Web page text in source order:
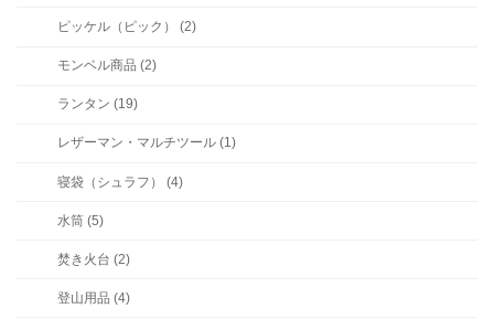
ピッケル（ピック） (2)
モンベル商品 (2)
ランタン (19)
レザーマン・マルチツール (1)
寝袋（シュラフ） (4)
水筒 (5)
焚き火台 (2)
登山用品 (4)